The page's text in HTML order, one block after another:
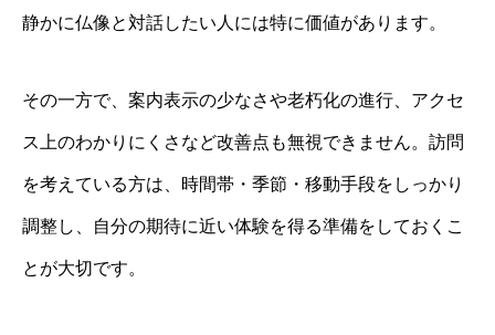
静かに仏像と対話したい人には特に価値があります。
その一方で、案内表示の少なさや老朽化の進行、アクセ
ス上のわかりにくさなど改善点も無視できません。訪問
を考えている方は、時間帯・季節・移動手段をしっかり
調整し、自分の期待に近い体験を得る準備をしておくこ
とが大切です。